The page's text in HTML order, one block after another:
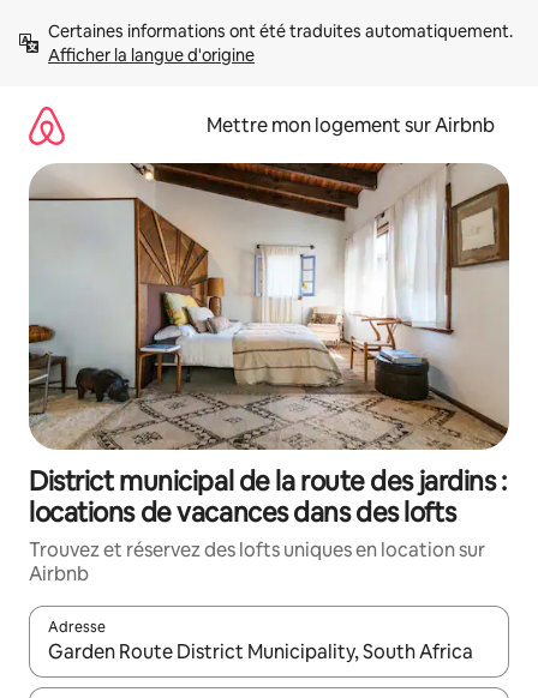
directement
Afficher la langue d'origine
Mettre mon logement sur Airbnb
District municipal de la route des jardins :
locations de vacances dans des lofts
Trouvez et réservez des lofts uniques en location sur
Airbnb
Adresse
Lorsque les résultats s'affichent, utilisez les flèches vers le